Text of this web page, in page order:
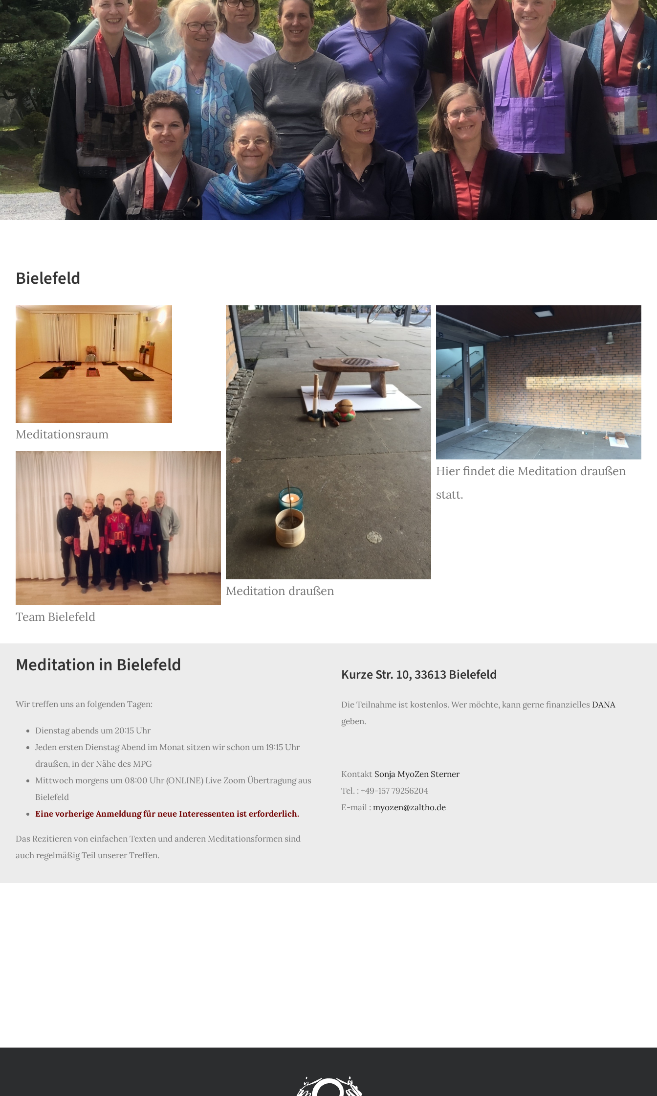
Bielefeld
Meditationsraum
Meditation draußen
Hier findet die Meditation draußen
statt.
Team Bielefeld
Meditation in Bielefeld
Wir treffen uns an folgenden Tagen:
Dienstag abends um 20:15 Uhr
Jeden ersten Dienstag Abend im Monat sitzen wir schon um 19:15 Uhr
draußen, in der Nähe des MPG
Mittwoch morgens um 08:00 Uhr (ONLINE) Live Zoom Übertragung aus
Bielefeld
Eine vorherige Anmeldung für neue Interessenten ist erforderlich.
Das Rezitieren von einfachen Texten und anderen Meditationsformen sind
auch regelmäßig Teil unserer Treffen.
KurzeStr. 10, 33613 Bielefeld
Die Teilnahme ist kostenlos. Wer möchte, kann gerne finanzielles DANA
geben.
Kontakt Sonja MyoZen Sterner
Tel. : +49-157 79256204
E-mail : myozen@zaltho.de